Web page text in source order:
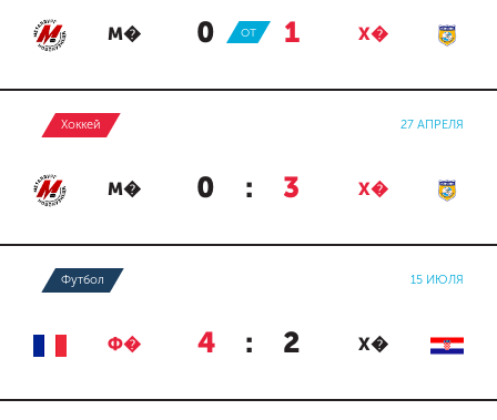
М� 0 : 1 Х�
ОТ
Хоккей 27 АПРЕЛЯ
М� 0 : 3 Х�
Футбол 15 ИЮЛЯ
Ф� 4 : 2 Х�